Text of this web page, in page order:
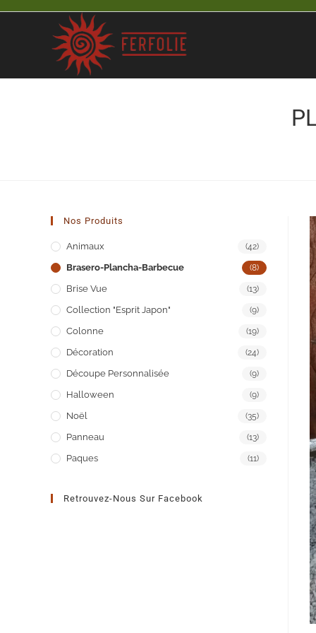
Nos Produits
Animaux (42)
Brasero-Plancha-Barbecue (8)
Brise Vue (13)
Collection "Esprit Japon" (9)
Colonne (19)
Décoration (24)
Découpe Personnalisée (9)
Halloween (9)
Noël (35)
Panneau (13)
Paques (11)
Retrouvez-Nous Sur Facebook